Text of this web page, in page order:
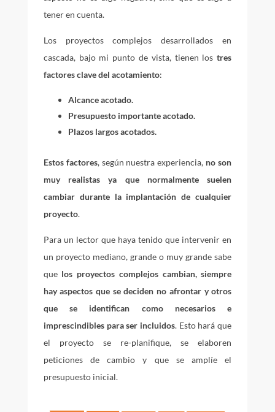
tener en cuenta.
Los proyectos complejos desarrollados en
cascada, bajo mi punto de vista, tienen lostres
factores clave del acotamiento:
Alcance acotado.
Presupuesto importante acotado.
Plazos largos acotados.
Estos factores, según nuestra experiencia, no son
muy realistas ya que normalmente suelen
cambiar durante la implantación de cualquier
proyecto.
Para un lector que haya tenido que intervenir en
un proyecto mediano, grande o muy grande sabe
que los proyectos complejos cambian, siempre
hay aspectos que se deciden no afrontar y otros
que se identifican como necesarios e
imprescindibles para ser incluidos. Esto hará que
el proyecto se re-planifique, se elaboren
peticiones de cambio y que se amplíe el
presupuesto inicial.